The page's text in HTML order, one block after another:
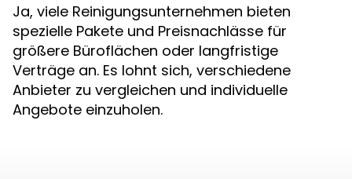
Ja, viele Reinigungsunternehmen bieten
spezielle Pakete und Preisnachlässe für
größere Büroflächen oder langfristige
Verträge an. Es lohnt sich, verschiedene
Anbieter zu vergleichen und individuelle
Angebote einzuholen.